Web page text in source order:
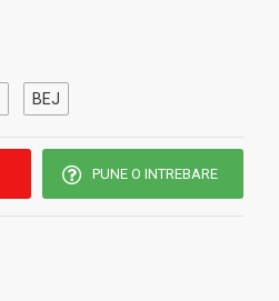
BEJ
PUNE O INTREBARE